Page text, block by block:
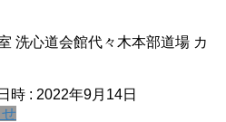
洗心道会館代々木本部道場 カ
時 : 2022年9月14日